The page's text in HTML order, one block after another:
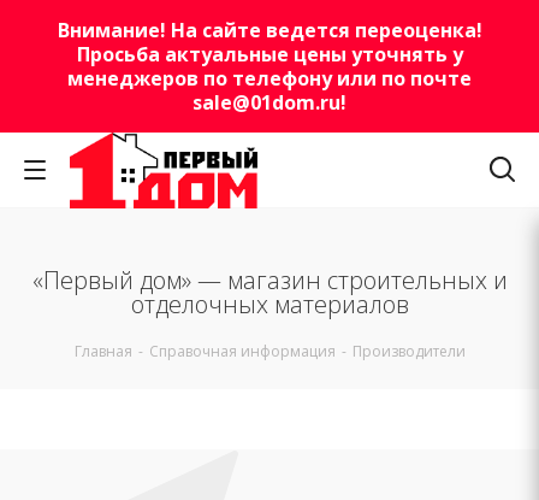
Внимание! На сайте ведется переоценка!
Просьба актуальные цены уточнять у
менеджеров по телефону или по почте
sale@01dom.ru!
«Первый дом» — магазин строительных и
отделочных материалов
Главная - Справочная информация - Производители